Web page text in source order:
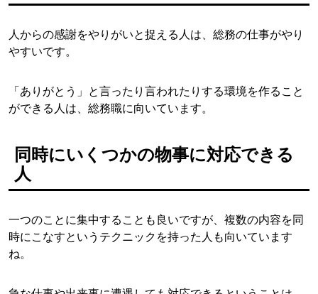
人からの感謝をやりがいと捉える人は、総務の仕事がやり
やすいです。
「ありがとう」と言ったり言われたりする環境を作ること
ができる人は、総務職に向いています。
同時にいくつかの物事に対応できる
人
一つのことに集中することも良いですが、複数の内容を同
時にこなすというテクニックを持った人も向いています
ね。